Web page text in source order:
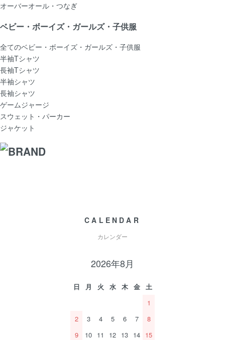
オーバーオール・つなぎ
ベビー・ボーイズ・ガールズ・子供服
全てのベビー・ボーイズ・ガールズ・子供服
半袖Tシャツ
長袖Tシャツ
半袖シャツ
長袖シャツ
ゲームジャージ
スウェット・パーカー
ジャケット
CALENDAR
カレンダー
2026年8月
日 月 火 水 木 金
土
1
2
3 4 5 6 7
8
9
10 11 12 13 14 15